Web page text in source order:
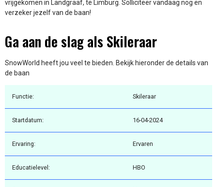
vrijgekomen in Landgraaf, te Limburg. Solliciteer vandaag nog en
verzeker jezelf van de baan!
Ga aan de slag als Skileraar
SnowWorld heeft jou veel te bieden. Bekijk hieronder de details van
de baan
Functie: Skileraar
Startdatum: 16-04-2024
Ervaring: Ervaren
Educatielevel: HBO